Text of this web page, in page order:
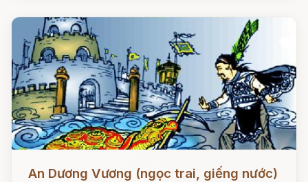
An Dương Vương (ngọc trai, giếng nước)